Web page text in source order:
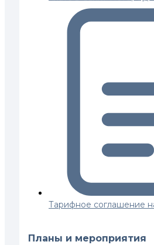
Тарифное соглашение
Планы и мероприятия